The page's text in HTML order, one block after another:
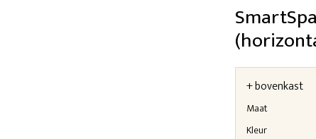
+ bovenkast
Maat
Kleur